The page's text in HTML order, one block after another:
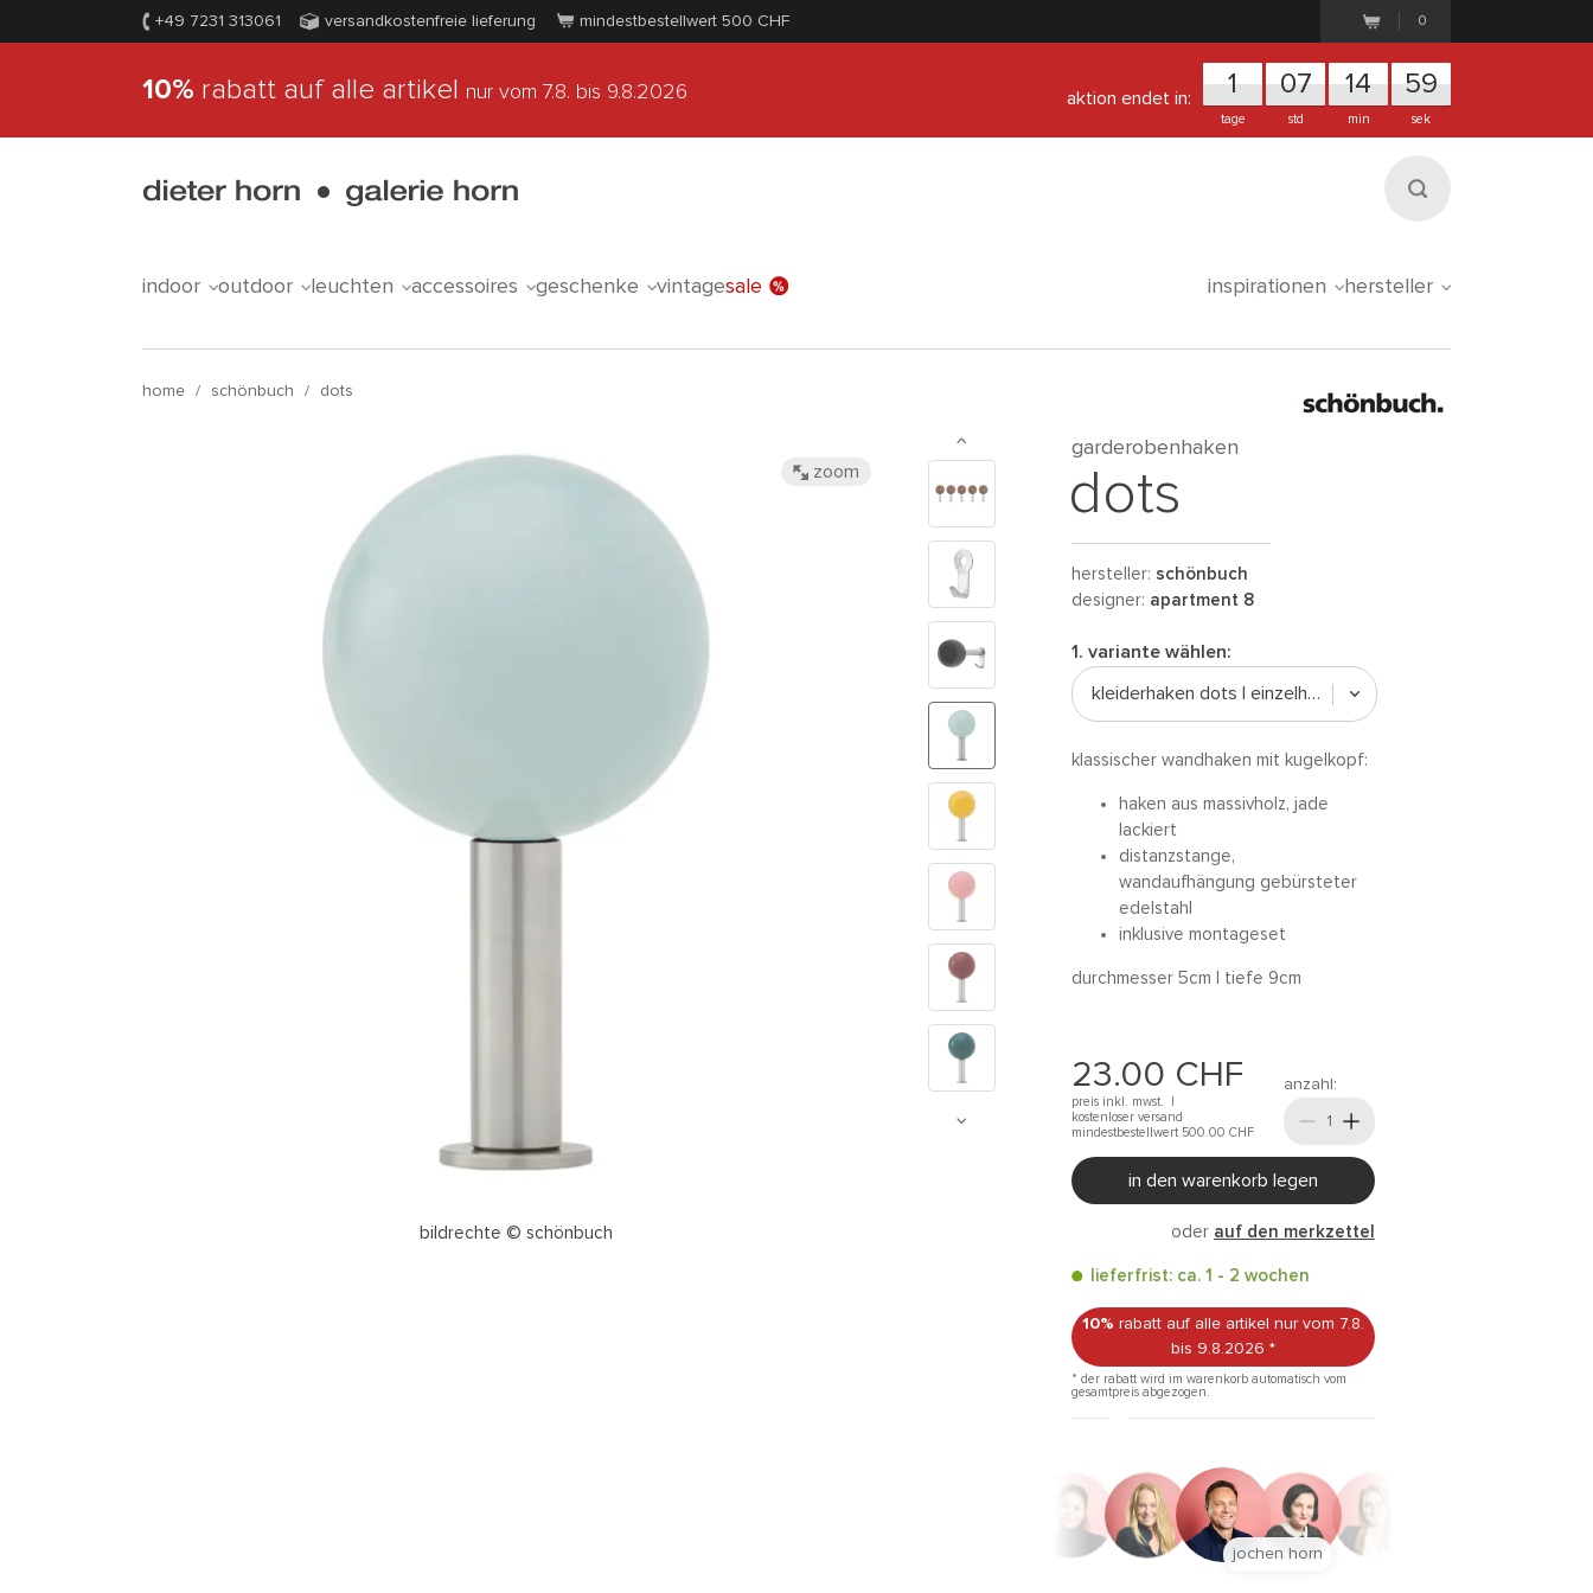
+49 7231 313061 versandkostenfreie lieferung mindestbestellwert 500 CHF 0
10% rabatt auf alle artikel nur vom 7.8. bis 9.8.2026 aktion endet in: 1
tage
07
std
14
min
59
sek
indoor outdoor leuchten accessoires geschenke vintagesale inspirationen hersteller
home / schönbuch / dots
bildrechte © schönbuch
zoom
garderobenhaken
dots
hersteller: schönbuch
designer: apartment 8
1. variante wählen:
kleiderhaken dots | einzelhaken / jade
klassischer wandhaken mit kugelkopf:
haken aus massivholz, jade
lackiert
distanzstange,
wandaufhängung gebürsteter
edelstahl
inklusive montageset
durchmesser 5cm | tiefe 9cm
23.00 CHF
preis inkl. mwst. |
kostenloser versand
mindestbestellwert 500.00 CHF
anzahl:
in den warenkorb legen
oder auf den merkzettel
lieferfrist: ca. 1 - 2 wochen
10% rabatt auf alle artikel nur vom 7.8.
bis 9.8.2026 *
* der rabatt wird im warenkorb automatisch vom
gesamtpreis abgezogen.
jochen horn